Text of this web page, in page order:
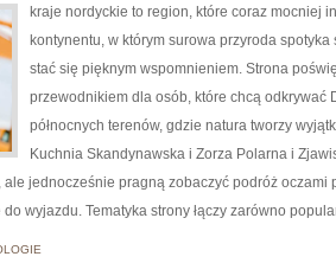
kraje nordyckie to region, które coraz mocniej
kontynentu, w którym surowa przyroda
stać się pięknym wspomnieniem. Strona
przewodnikiem dla osób, które chcą
północnych terenów, gdzie natura tworzy
Kuchnia Skandynawska i Zorza Polarna i
jednocześnie pragną zobaczyć podróż oczami
wyjazdu. Tematyka strony łączy zarówno